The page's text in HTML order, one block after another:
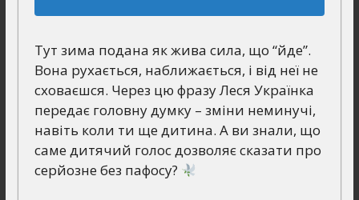
Тут зима подана як жива сила, що “йде”.
Вона рухається, наближається, і від неї не
сховаєшся. Через цю фразу Леся Українка
передає головну думку – зміни неминучі,
навіть коли ти ще дитина. А ви знали, що
саме дитячий голос дозволяє сказати про
серйозне без пафосу?